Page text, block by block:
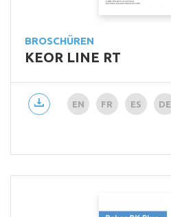
BROSCHÜREN
KEOR LINE RT
EN FR ES DE